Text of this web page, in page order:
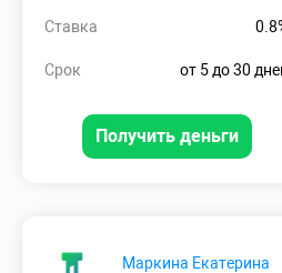
Ставка
Срок от 5 до 30
Получить деньги
Маркина Екатерина